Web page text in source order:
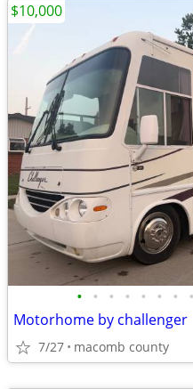
• • • • • • • •
Motorhome by challenger
7/27 macomb county
$10,000